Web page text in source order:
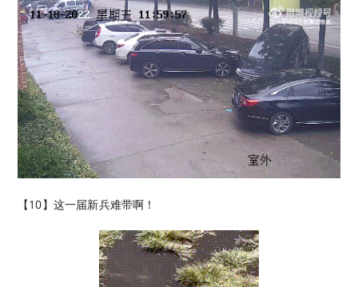
【10】这一届新兵难带啊！